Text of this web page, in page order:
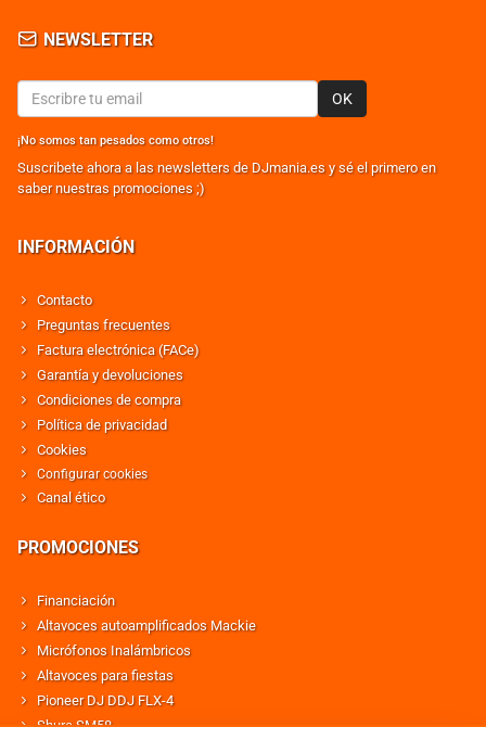
NEWSLETTER
OK
¡No somos tan pesados como otros!
Suscribete ahora a las newsletters de DJmania.es y sé el primero en
saber nuestras promociones ;)
INFORMACIÓN
Contacto
Preguntas frecuentes
Factura electrónica (FACe)
Garantía y devoluciones
Condiciones de compra
Política de privacidad
Cookies
Configurar cookies
Canal ético
PROMOCIONES
Financiación
Altavoces autoamplificados Mackie
Micrófonos Inalámbricos
Altavoces para fiestas
Pioneer DJ DDJ FLX-4
Shure SM58